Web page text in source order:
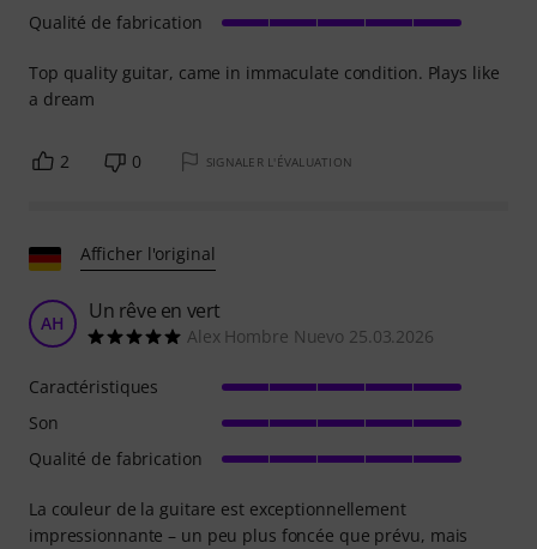
Top quality guitar, came in immaculate condition. Plays like
a dream
Qualité de fabrication
2 0 SIGNALER L'ÉVALUATION
Afficher l'original
AH Un rêve en vert
Alex Hombre Nuevo 25.03.2026
La couleur de la guitare est exceptionnellement
impressionnante – un peu plus foncée que prévu, mais
Caractéristiques
Son
Qualité de fabrication